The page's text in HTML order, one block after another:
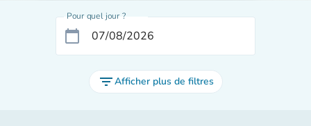
Pour quel jour ?
calendar_today
filter_listAfficher plus de filtres